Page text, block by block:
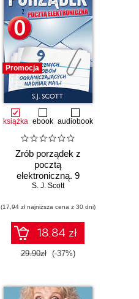
Promocja
książka ebook audiobook
Zrób porządek z
pocztą
elektroniczną. 9
skutecznych
ograniczających
nadmiar maili
S. J. Scott
(17,94 zł najniższa cena z 30 dni)
18.84 zł
29.90zł (-37%)